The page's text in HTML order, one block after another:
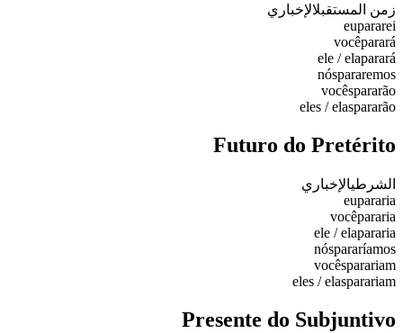
زمن المستقبلالإخباري
eupararei
vocêparará
ele / elaparará
nóspararemos
vocêspararão
eles / elaspararão
Futuro do Pretérito
الشرطيالإخباري
eupararia
vocêpararia
ele / elapararia
nóspararíamos
vocêsparariam
eles / elasparariam
Presente do Subjuntivo